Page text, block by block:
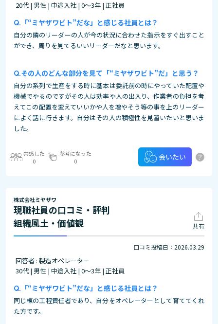
20代 | 男性 | 中途入社 | 0～3年 | 正社員
「“ミヤザワビト”だな」と感じる社員とは？
自分の隣のリーダーの人が今の状況に合わせた指示をすぐ出すこと
ができ、周りを見てるいいリーダーだなと思います。
その人のどんな部分を見て「“ミヤザワビト”だ」と思う？
自分の系列で生産をする時に基本は委託前の時にやっていた配置や
機械でやるのですがその人は効率や人の出入り、作業者の負担を考
えてこの配置を変えていいかや人を増やそう等の事を上のリーダー
によく話に行きます。自分はその人の積極性を見習いたいと思いま
した。
共感した
0
参考になった
0
会いたい ?
株式会社ミヤザワ
現職社員の口コミ・評判
組織風土・価値観
共有
口コミ投稿日：2026.03.29
回答者 : 製造オペレーター
30代 | 男性 | 中途入社 | 0～3年 | 正社員
「“ミヤザワビト”だな」と感じる社員とは？
同じ棟の工程責任者であり、自分をオペレーターとして育ててくれ
た方です。